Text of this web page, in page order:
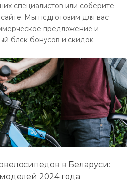
специалистов или соберите
Мы подготовим для вас
предложение и
блок бонусов и скидок.
в Беларуси:
2024 года